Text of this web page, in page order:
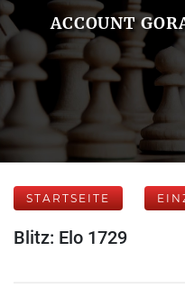
ACCOUNT
STARTSEITE
Blitz: Elo 1729